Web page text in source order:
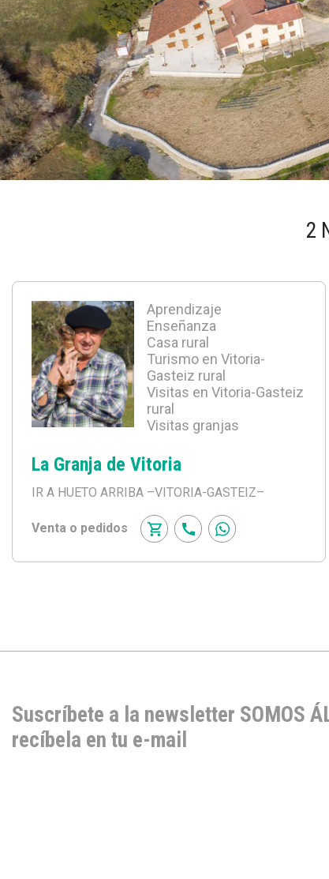
2
Aprendizaje
Enseñanza
Casa rural
Turismo en Vitoria-
Gasteiz rural
Visitas en Vitoria-Gasteiz
rural
Visitas granjas
La Granja de Vitoria
IR A HUETO ARRIBA –VITORIA-GASTEIZ–
Venta o pedidos
Suscríbete a la newsletter SOMOS
recíbela en tu e-mail